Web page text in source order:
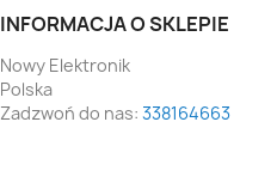
INFORMACJA O SKLEPIE
Nowy Elektronik
Polska
Zadzwoń do nas: 338164663